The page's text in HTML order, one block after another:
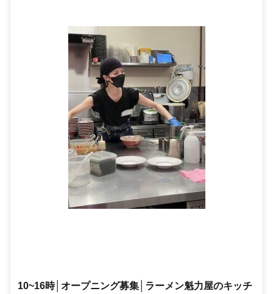
10~16時│オープニング募集│ラーメン魁力屋のキッチ